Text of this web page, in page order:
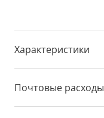
Характеристики
Почтовые расходы